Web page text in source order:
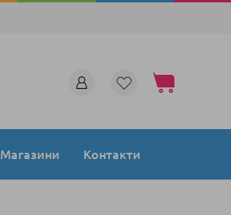
Моята количка
Магазини Контакти